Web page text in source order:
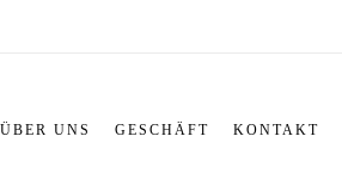
ÜBER UNS GESCHÄFT KONTAKT